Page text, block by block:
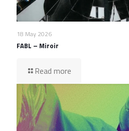
18 May 2026
FABL – Miroir
Read more